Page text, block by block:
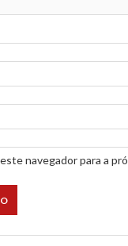
navegador para a